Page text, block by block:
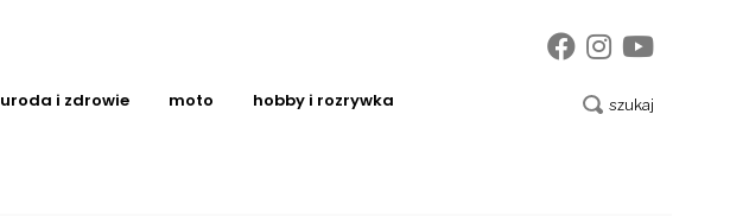
uroda i zdrowie moto hobby i rozrywka